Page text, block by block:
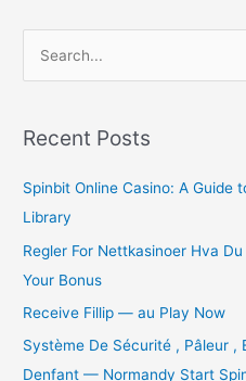
r
h
f
o
r
:
Recent Posts
Spinbit Online Casino: A Guide
Library
Regler For Nettkasinoer Hva
Your Bonus
Receive Fillip — au Play Now
Système De Sécurité , Pâleur ,
Denfant — Normandy Start